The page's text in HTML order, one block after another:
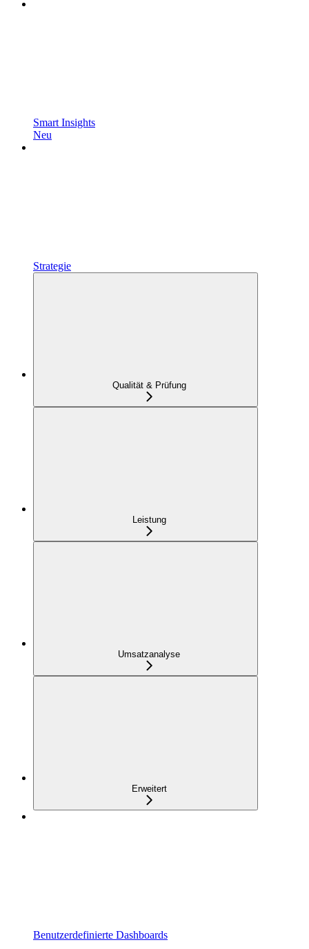
Smart Insights
Neu
Strategie
Qualität & Prüfung
Leistung
Umsatzanalyse
Erweitert
Benutzerdefinierte Dashboards